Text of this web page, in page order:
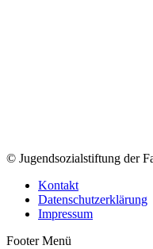
© Jugendsozialstiftung der
Kontakt
Datenschutzerklärung
Impressum
Footer Menü